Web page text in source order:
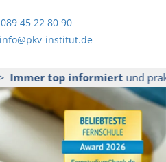
089 45 22 80 90
info@pkv-institut.de
top informiertund